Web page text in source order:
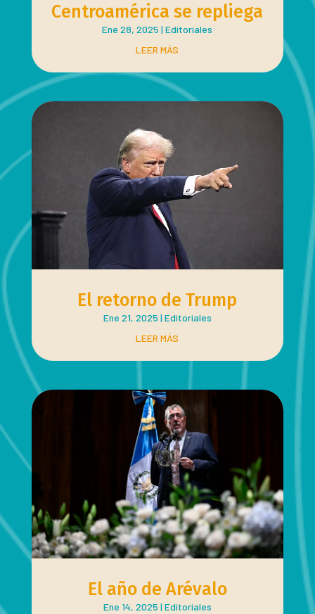
Centroamérica se repliega
Ene 28, 2025 |Editoriales
LEER MÁS
El retorno de Trump
Ene 21, 2025 | Editoriales
LEER MÁS
El año de Arévalo
Ene 14, 2025 | Editoriales